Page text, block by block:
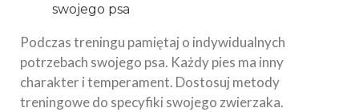
swojego psa
Podczas treningu pamiętaj o indywidualnych
potrzebach swojego psa. Każdy pies ma inny
charakter i temperament. Dostosuj metody
treningowe do specyfiki swojego zwierzaka.